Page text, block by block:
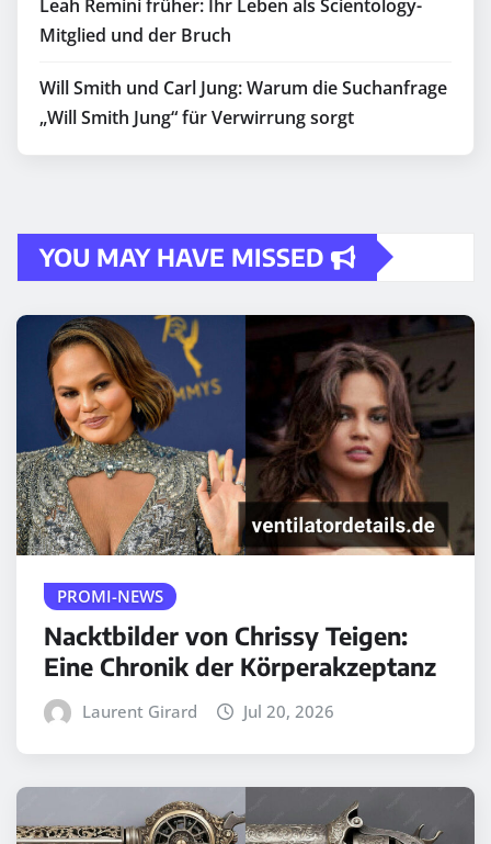
Leah Remini früher: Ihr Leben als Scientology-
Mitglied und der Bruch
Will Smith und Carl Jung: Warum die Suchanfrage
„Will Smith Jung“ für Verwirrung sorgt
YOU MAY HAVE MISSED
PROMI-NEWS
Nacktbilder von Chrissy Teigen:
Eine Chronik der Körperakzeptanz
Laurent Girard Jul 20, 2026